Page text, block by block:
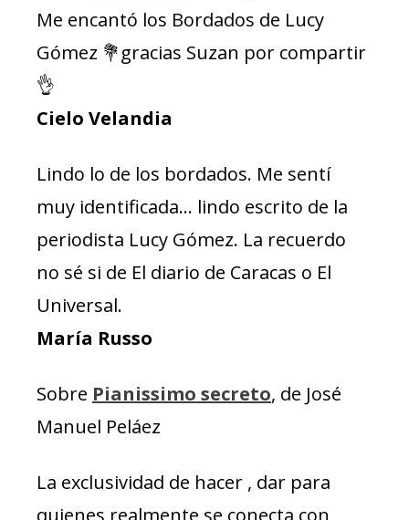
Me encantó los Bordados de Lucy
Gómez 💐gracias Suzan por compartir
👌
Cielo Velandia
Lindo lo de los bordados. Me sentí
muy identificada… lindo escrito de la
periodista Lucy Gómez. La recuerdo
no sé si de El diario de Caracas o El
Universal.
María Russo
Sobre Pianissimo secreto, de José
Manuel Peláez
La exclusividad de hacer , dar para
quienes realmente se conecta con